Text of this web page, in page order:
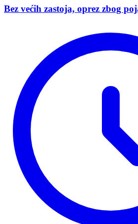
Bez većih zastoja, oprez zbog